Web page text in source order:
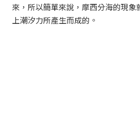
來，所以簡單來說，摩西分海的現象
上潮汐力所產生而成的。